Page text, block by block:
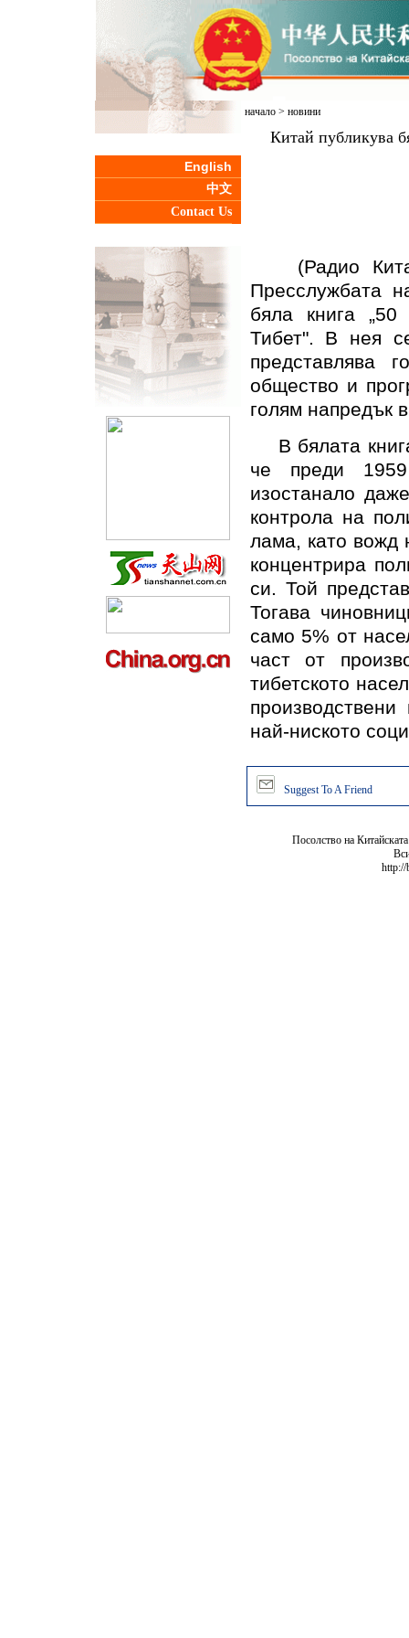
English
中文
Contact Us
начало> новини
Китай публикува
(Радио
Пресслужбата
бяла книга
Тибет". В нея
представлява
общество и
голям напредък
В бялата
че преди
изостанало
контрола на
лама, като вожд
концентрира
си. Той
Тогава
само 5% от
част от
тибетското
най-ниското
Suggest To A Friend
Посолство на
http://